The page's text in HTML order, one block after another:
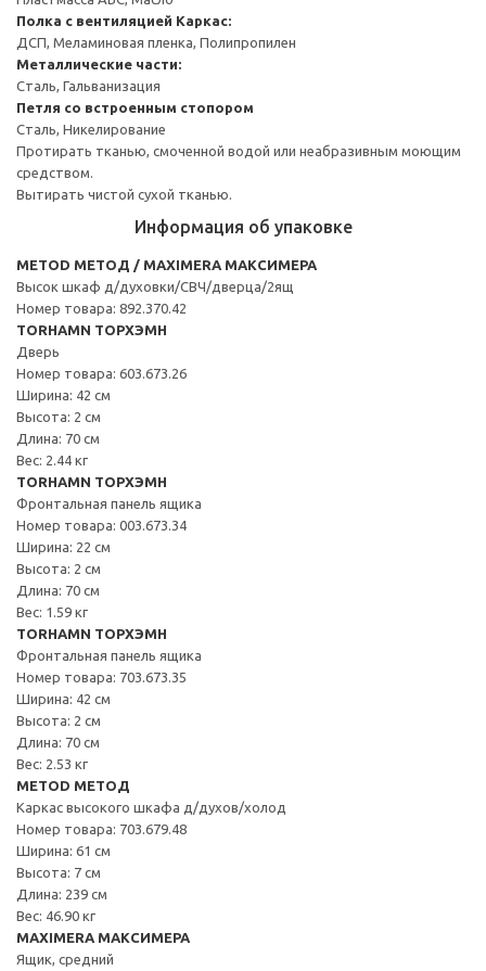
Полка с вентиляцией Каркас:
ДСП, Меламиновая пленка, Полипропилен
Металлические части:
Сталь, Гальванизация
Петля со встроенным стопором
Сталь, Никелирование
Протирать тканью, смоченной водой или неабразивным моющим
средством.
Вытирать чистой сухой тканью.
Информация об упаковке
METOD МЕТОД / MAXIMERA МАКСИМЕРА
Высок шкаф д/духовки/СВЧ/дверца/2ящ
Номер товара: 892.370.42
TORHAMN ТОРХЭМН
Дверь
Номер товара: 603.673.26
Ширина: 42 см
Высота: 2 см
Длина: 70 см
Вес: 2.44 кг
TORHAMN ТОРХЭМН
Фронтальная панель ящика
Номер товара: 003.673.34
Ширина: 22 см
Высота: 2 см
Длина: 70 см
Вес: 1.59 кг
TORHAMN ТОРХЭМН
Фронтальная панель ящика
Номер товара: 703.673.35
Ширина: 42 см
Высота: 2 см
Длина: 70 см
Вес: 2.53 кг
METOD МЕТОД
Каркас высокого шкафа д/духов/холод
Номер товара: 703.679.48
Ширина: 61 см
Высота: 7 см
Длина: 239 см
Вес: 46.90 кг
MAXIMERA МАКСИМЕРА
Ящик, средний